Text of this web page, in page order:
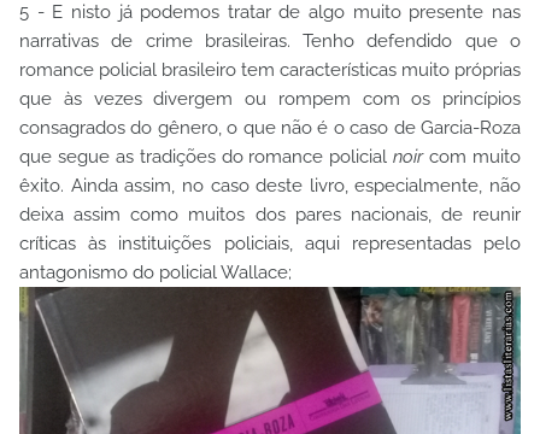
5 - E nisto já podemos tratar de algo muito presente nas
narrativas de crime brasileiras. Tenho defendido que o
romance policial brasileiro tem características muito próprias
que às vezes divergem ou rompem com os princípios
consagrados do gênero, o que não é o caso de Garcia-Roza
que segue as tradições do romance policialnoircom muito
êxito. Ainda assim, no caso deste livro, especialmente, não
deixa assim como muitos dos pares nacionais, de reunir
críticas às instituições policiais, aqui representadas pelo
antagonismo do policial Wallace;